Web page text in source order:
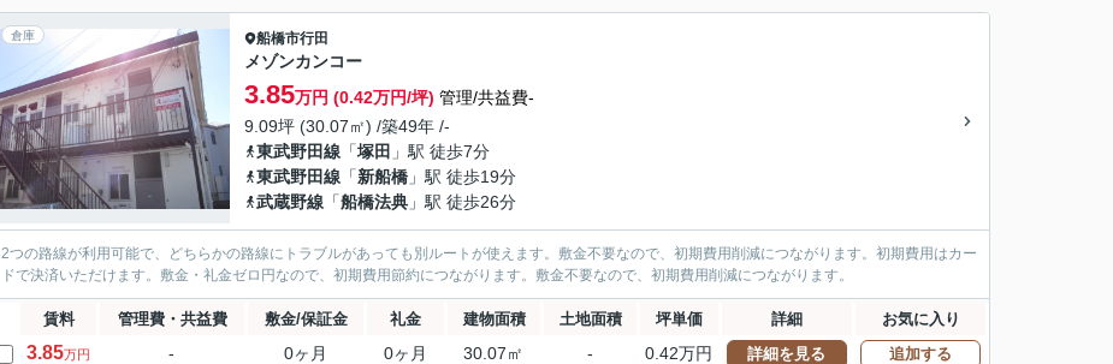
倉庫 船橋市行田
メゾンカンコー
3.85万円 (0.42万円/坪) 管理/共益費-
9.09坪 (30.07㎡) /築49年 /-
東武野田線 「塚田 」駅 徒歩7分
東武野田線 「新船橋 」駅 徒歩19分
武蔵野線 「船橋法典 」駅 徒歩26分
2つの路線が利用可能で、どちらかの路線にトラブルがあっても別ルートが使えます。敷金不要なので、初期費用削減につながります。初期費用はカー
ドで決済いただけます。敷金・礼金ゼロ円なので、初期費用節約につながります。敷金不要なので、初期費用削減につながります。
賃料 管理費・共益費 敷金/保証金 礼金 建物面積 土地面積 坪単価 詳細 お気に入り
3.85万円 - 0ヶ月 0ヶ月 30.07㎡ - 0.42万円 詳細を見る 追加する